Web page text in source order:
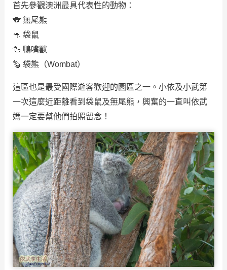
首先參觀澳洲最具代表性的動物：
🐨 無尾熊
🦘 袋鼠
🦆 鴨嘴獸
🦫 袋熊（Wombat）
這區也是最受國際遊客歡迎的園區之一。小依及小武第
一次這麼近距離看到袋鼠及無尾熊，興奮的一直叫依武
媽一定要幫他們拍照留念！